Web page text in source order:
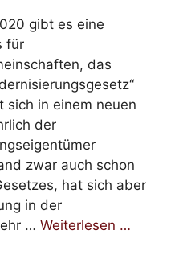
gibt es eine
für
das
sich in einem neuen
der
zwar auch schon
hat sich aber
in der
… Weiterlesen …